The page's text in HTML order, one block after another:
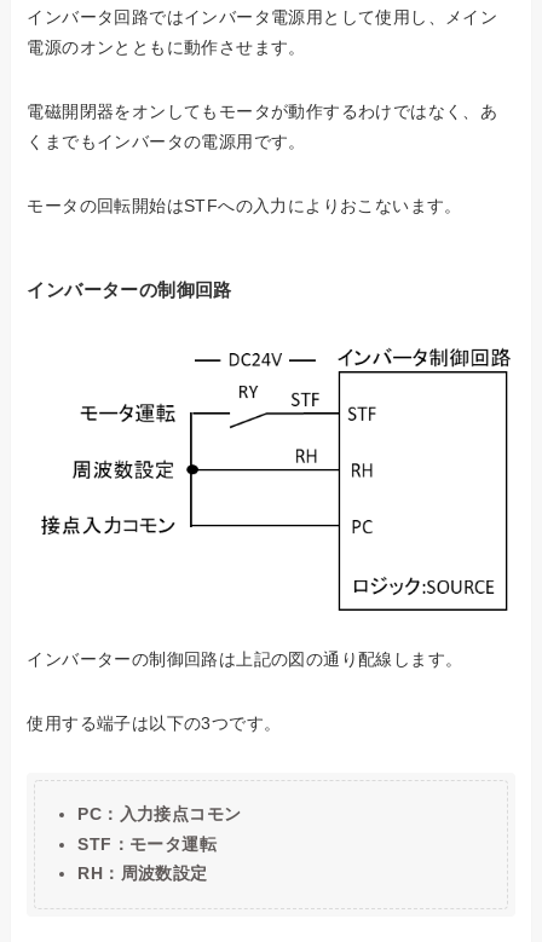
インバータ回路ではインバータ電源用として使用し、メイン
電源のオンとともに動作させます。
電磁開閉器をオンしてもモータが動作するわけではなく、あ
くまでもインバータの電源用です。
モータの回転開始はSTFへの入力によりおこないます。
インバーターの制御回路
インバーターの制御回路は上記の図の通り配線します。
使用する端子は以下の3つです。
PC：入力接点コモン
STF：モータ運転
RH：周波数設定